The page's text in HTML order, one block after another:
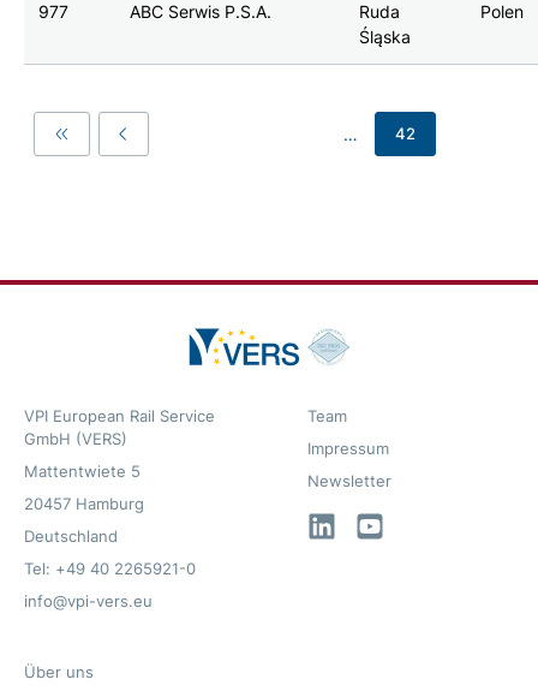
977 ABC Serwis P.S.A.
Ruda
Śląska
Polen
First Previous
… 42
VPI European Rail Service
GmbH (VERS)
Mattentwiete 5
20457 Hamburg
Deutschland
Tel: +49 40 2265921-0
info@vpi-vers.eu
Team
Impressum
Newsletter
LinkedInYouTube
Über uns